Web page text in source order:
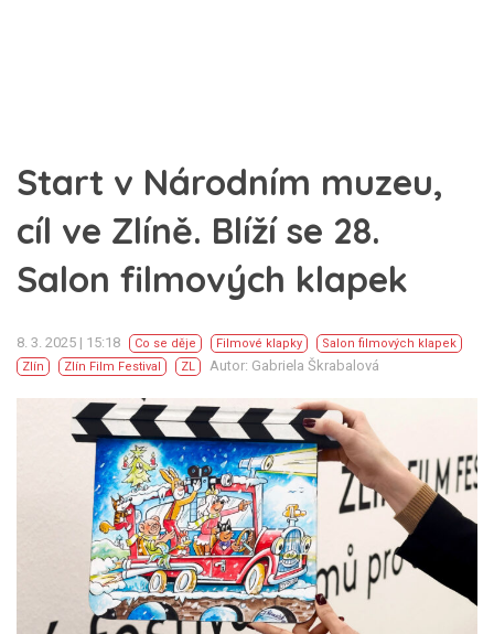
Start v Národním muzeu,
cíl ve Zlíně. Blíží se 28.
Salon filmových klapek
8. 3. 2025 | 15:18 Co se děje Filmové klapky
Salon filmových klapek
Zlín
Zlín Film Festival ZL Autor: Gabriela Škrabalová